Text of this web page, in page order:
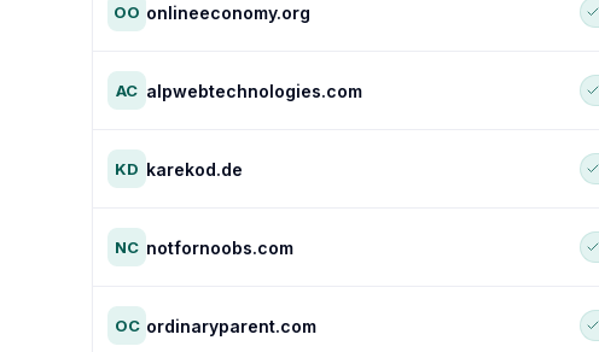
OO onlineeconomy.org
AC alpwebtechnologies.com
KD karekod.de
NC notfornoobs.com
OC ordinaryparent.com